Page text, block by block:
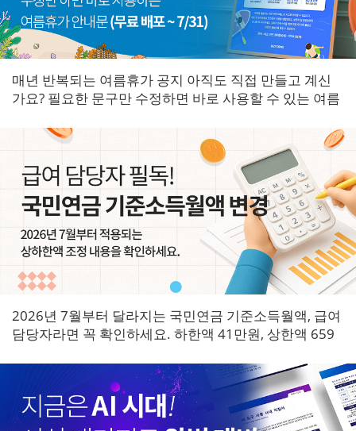
매년 반복되는 여름휴가 공지 아직도 직접 만들고 계신
가요? 필요한 문구만 수정하면 바로 사용할 수 있는 여름
2026년 7월부터 달라지는 국민연금 기준소득월액, 급여
담당자라면 꼭 확인하세요. 하한액 41만원, 상한액 659